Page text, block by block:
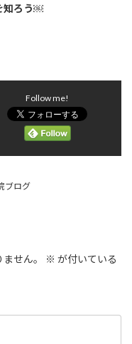
知ろう￼
Follow me!
ブログ
せん。 ※ が付いている